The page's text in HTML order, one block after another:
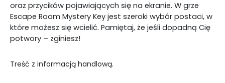
oraz przycików pojawiających się na ekranie. W grze
Escape Room Mystery Key jest szeroki wybór postaci, w
które możesz się wcielić. Pamiętaj, że jeśli dopadną Cię
potwory – zginiesz!
Treść z informacją handlową.